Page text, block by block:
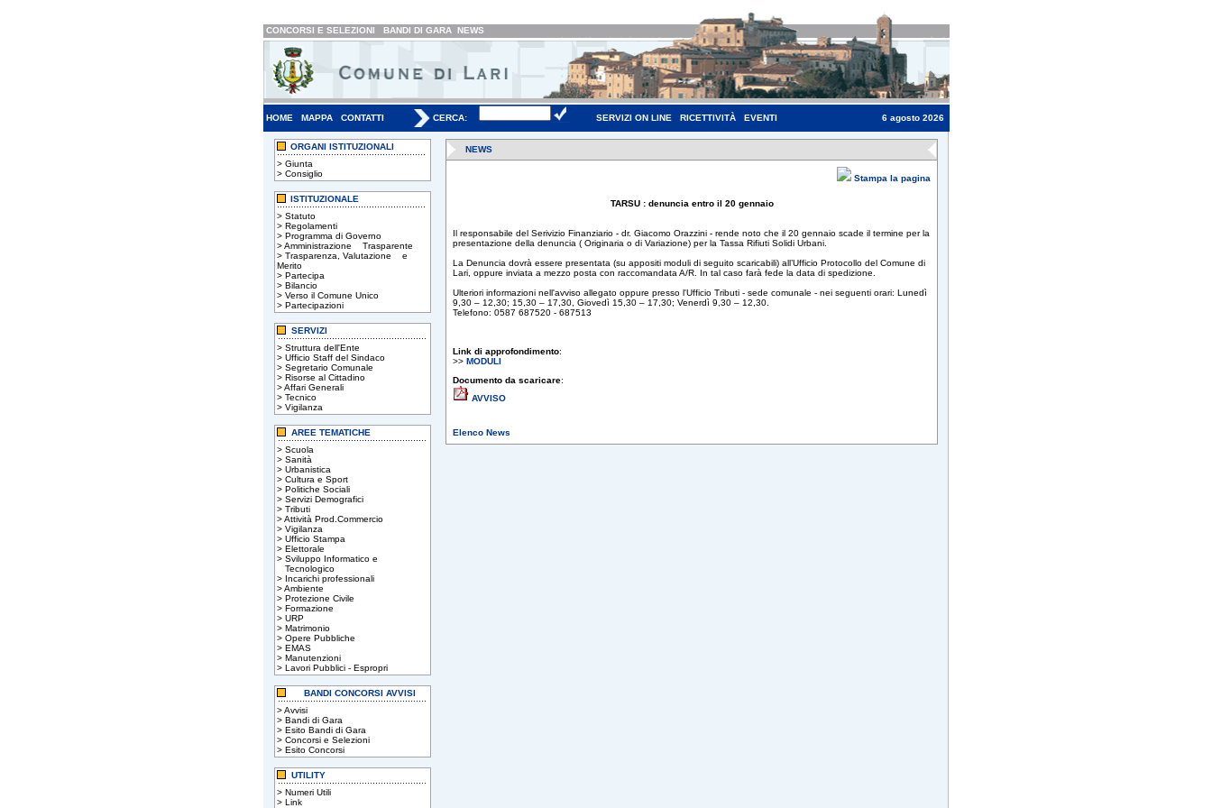
CONCORSI E SELEZIONI BANDI DI GARA NEWS
HOME MAPPA CONTATTI CERCA: SERVIZI ON LINE RICETTIVITÀ EVENTI 6 agosto 2026
ORGANI ISTITUZIONALI
> Giunta
> Consiglio
ISTITUZIONALE
> Statuto
> Regolamenti
> Programma di Governo
>Amministrazione Trasparente
> Trasparenza, Valutazione e
Merito
> Partecipa
> Bilancio
> Verso il Comune Unico
> Partecipazioni
SERVIZI
> Struttura dell'Ente
> Ufficio Staff del Sindaco
> Segretario Comunale
> Risorse al Cittadino
>Affari Generali
> Tecnico
> Vigilanza
AREE TEMATICHE
> Scuola
> Sanità
> Urbanistica
> Cultura e Sport
> Politiche Sociali
> Servizi Demografici
> Tributi
>Attività Prod.Commercio
> Vigilanza
> Ufficio Stampa
> Elettorale
> Sviluppo Informatico e
Tecnologico
> Incarichi professionali
>Ambiente
> Protezione Civile
> Formazione
> URP
> Matrimonio
> Opere Pubbliche
> EMAS
> Manutenzioni
> Lavori Pubblici - Espropri
BANDI CONCORSI AVVISI
>Avvisi
> Bandi di Gara
> Esito Bandi di Gara
> Concorsi e Selezioni
> Esito Concorsi
UTILITY
> Numeri Utili
> Link
NEWS
Stampa la pagina
TARSU : denuncia entro il 20 gennaio
Il responsabile del Serivizio Finanziario - dr. Giacomo Orazzini - rende noto che il 20 gennaio scade il termine per la
presentazione della denuncia ( Originaria o di Variazione) per la Tassa Rifiuti Solidi Urbani.
La Denuncia dovrà essere presentata (su appositi moduli di seguito scaricabili) all’Ufficio Protocollo del Comune di
Lari, oppure inviata a mezzo posta con raccomandata A/R. In tal caso farà fede la data di spedizione.
Ulteriori informazioni nell'avviso allegato oppure presso l'Ufficio Tributi - sede comunale - nei seguenti orari: Lunedì
9,30 – 12,30; 15,30 – 17,30, Giovedì 15,30 – 17,30; Venerdì 9,30 – 12,30.
Telefono: 0587 687520 - 687513
Link di approfondimento:
>> MODULI
Documento da scaricare:
AVVISO
Elenco News